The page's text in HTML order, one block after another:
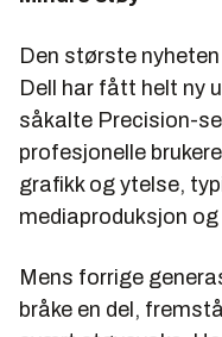
Den største
Dell har fått helt ny
såkalte Precision-
profesjonelle
grafikk og ytelse,
mediaproduksjon
Mens forrige
bråke en del,